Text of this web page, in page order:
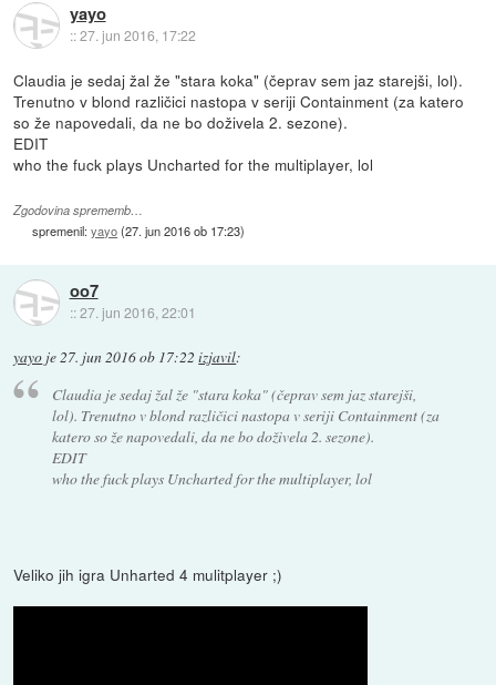
yayo
::27. jun 2016, 17:22
Claudia je sedaj žal že "stara koka" (čeprav sem jaz starejši, lol).
Trenutno v blond različici nastopa v seriji Containment (za katero
so že napovedali, da ne bo doživela 2. sezone).
EDIT
who the fuck plays Uncharted for the multiplayer, lol
Zgodovina sprememb…
spremenil:yayo(27. jun 2016 ob 17:23)
oo7
::27. jun 2016, 22:01
yayo je27. jun 2016 ob 17:22 izjavil:
Claudia je sedaj žal že "stara koka" (čeprav sem jaz starejši,
lol). Trenutno v blond različici nastopa v seriji Containment (za
katero so že napovedali, da ne bo doživela 2. sezone).
EDIT
who the fuck plays Uncharted for the multiplayer, lol
Veliko jih igra Unharted 4 mulitplayer ;)